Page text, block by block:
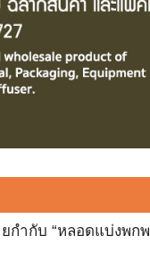
กำกับ “หลอดแบ่งพกพ